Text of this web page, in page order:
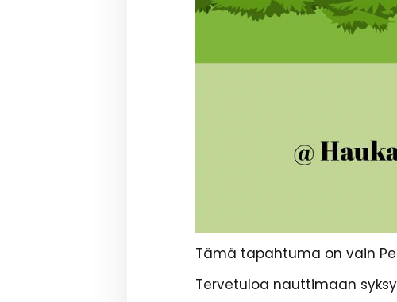
Tämä tapahtuma on vain
Tervetuloa nauttimaan